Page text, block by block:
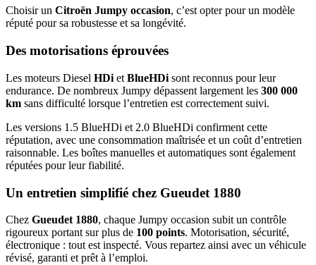
Choisir un Citroën Jumpy occasion, c’est opter pour un modèle
réputé pour sa robustesse et sa longévité.
Des motorisations éprouvées
Les moteurs Diesel HDi et BlueHDi sont reconnus pour leur
endurance. De nombreux Jumpy dépassent largement les 300 000
km sans difficulté lorsque l’entretien est correctement suivi.
Les versions 1.5 BlueHDi et 2.0 BlueHDi confirment cette
réputation, avec une consommation maîtrisée et un coût d’entretien
raisonnable. Les boîtes manuelles et automatiques sont également
réputées pour leur fiabilité.
Un entretien simplifié chez Gueudet 1880
Chez Gueudet 1880, chaque Jumpy occasion subit un contrôle
rigoureux portant sur plus de 100 points. Motorisation, sécurité,
électronique : tout est inspecté. Vous repartez ainsi avec un véhicule
révisé, garanti et prêt à l’emploi.